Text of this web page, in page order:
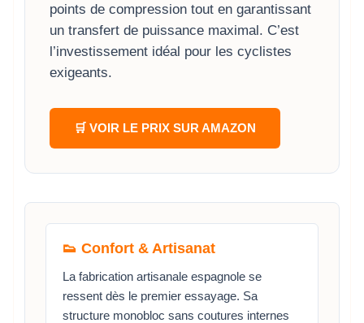
points de compression tout en garantissant
un transfert de puissance maximal. C’est
l’investissement idéal pour les cyclistes
exigeants.
🛒 VOIR LE PRIX SUR AMAZON
👟 Confort & Artisanat
La fabrication artisanale espagnole se
ressent dès le premier essayage. Sa
structure monobloc sans coutures internes